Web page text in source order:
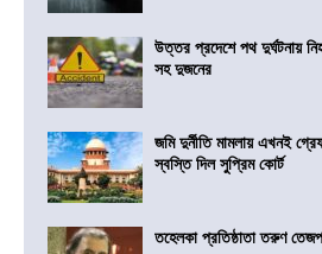
উত্তর প্রদেশে পথ দুর্ঘটনায়
সহ দুজনের
জমি দুর্নীতি মামলায় এখনই
স্বস্তি দিল সুপ্রিম কোর্ট
তহেলকা প্রতিষ্ঠাতা তরুণ